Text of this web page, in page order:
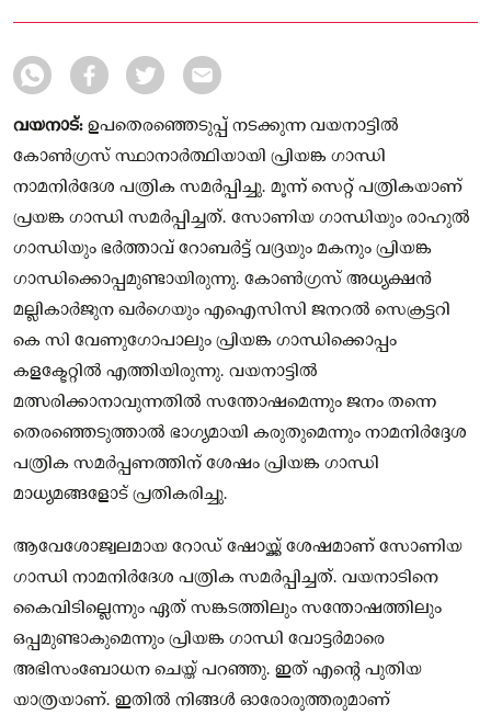
എത്തിയത്.
വയനാട്: ഉപതെരഞ്ഞെടുപ്പ് നടക്കുന്ന വയനാട്ടില്‍
കോണ്‍ഗ്രസ് സ്ഥാനാര്‍ത്ഥിയായി പ്രിയങ്ക ഗാന്ധി
നാമനിര്‍ദേശ പത്രിക സമര്‍പ്പിച്ചു. മൂന്ന് സെറ്റ് പത്രികയാണ്
പ്രയങ്ക ഗാന്ധി സമര്‍പ്പിച്ചത്. സോണിയ ഗാന്ധിയും രാഹുല്‍
ഗാന്ധിയും ഭര്‍ത്താവ് റോബർട്ട് വദ്രയും മകനും പ്രിയങ്ക
ഗാന്ധിക്കൊപ്പമുണ്ടായിരുന്നു. കോൺഗ്രസ് അധ്യക്ഷൻ
മല്ലികാർജുന ഖർഗെയും എഐസിസി ജനറല്‍ സെക്രട്ടറി
കെ സി വേണുഗോപാലും പ്രിയങ്ക ഗാന്ധിക്കൊപ്പം
കളക്ടേറ്റില്‍ എത്തിയിരുന്നു. വയനാട്ടിൽ
മത്സരിക്കാനാവുന്നതിൽ സന്തോഷമെന്നും ജനം തന്നെ
തെരഞ്ഞെടുത്താൽ ഭാഗ്യമായി കരുതുമെന്നും നാമനിർദ്ദേശ
പത്രിക സമർപ്പണത്തിന് ശേഷം പ്രിയങ്ക ഗാന്ധി
മാധ്യമങ്ങളോട് പ്രതികരിച്ചു.
ആവേശോജ്വലമായ റോഡ് ഷോയ്ക്ക് ശേഷമാണ് സോണിയ
ഗാന്ധി നാമനിര്‍ദേശ പത്രിക സമര്‍പ്പിച്ചത്. വയനാടിനെ
കൈവിടില്ലെന്നും ഏത് സങ്കടത്തിലും സന്തോഷത്തിലും
ഒപ്പമുണ്ടാകുമെന്നും പ്രിയങ്ക ഗാന്ധി വോട്ടര്‍മാരെ
അഭിസംബോധന ചെയ്ത് പറഞ്ഞു. ഇത് എന്റെ പുതിയ
യാത്രയാണ്. ഇതിൽ നിങ്ങൾ ഓരോരുത്തരുമാണ്